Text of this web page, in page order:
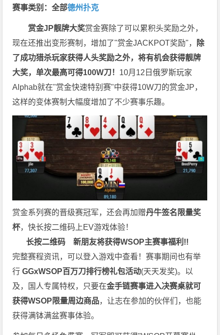
赛事类别：全部德州扑克
赏金JP靓牌大奖赏金赛除了可以累积头奖励之外，
现在还推出变形赛制，增加了"赏金JACKPOT奖励"，
除
了成功猎杀玩家获得人头奖励之外，将有机会获得靓牌
大奖，单次最高可得100W刀！ 10月12日俄罗斯玩家
Alphab就在"赏金快速特别赛"中获得10W刀的赏金JP，
这样的变体赛制大幅度增加了不少赛事乐趣。
赏金系列赛的晋级赛冠军，还会再加赠丹牛签名限量奖
杯，快长按二维码上EV游戏体验！
长按二维码新朋友将获得WSOP主赛事福利!!
完整赛程资讯，可以登入游戏中查看！赛事期间也有举
行 GGxWSOP百万刀排行榜礼包活动(天天发奖)。以
及，国人专属特权，只要在金手链赛事进入决赛桌就可
获得WSOP限量周边商品，让志在参加的伙伴们，也能
获得满钵满盆赛事体验。